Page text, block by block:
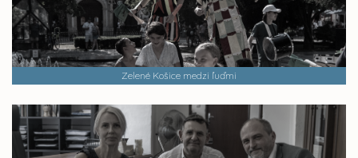
Zelené Košice medzi ľuďmi